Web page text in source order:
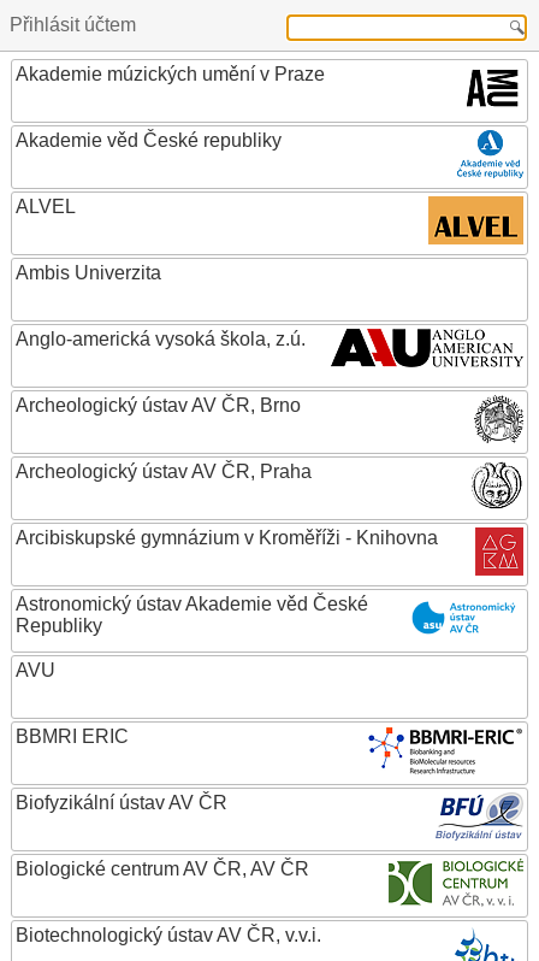
Přihlásit účtem
Akademie múzických umění v Praze
Akademie věd České republiky
ALVEL
Ambis Univerzita
Anglo-americká vysoká škola, z.ú.
Archeologický ústav AV ČR, Brno
Archeologický ústav AV ČR, Praha
Arcibiskupské gymnázium v Kroměříži - Knihovna
Astronomický ústav Akademie věd České
Republiky
AVU
BBMRI ERIC
Biofyzikální ústav AV ČR
Biologické centrum AV ČR, AV ČR
Biotechnologický ústav AV ČR, v.v.i.